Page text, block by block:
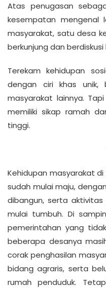
Atas penugasan
kesempatan mengenal
masyarakat, satu desa
berkunjung dan
Terekam kehidupan
dengan ciri khas unik,
masyarakat lainnya.
memiliki sikap ramah
tinggi.
Kehidupan masyarakat
sudah mulai maju,
dibangun, serta
mulai tumbuh. Di
pemerintahan yang
beberapa desanya
corak penghasilan
bidang agraris, serta
rumah penduduk.